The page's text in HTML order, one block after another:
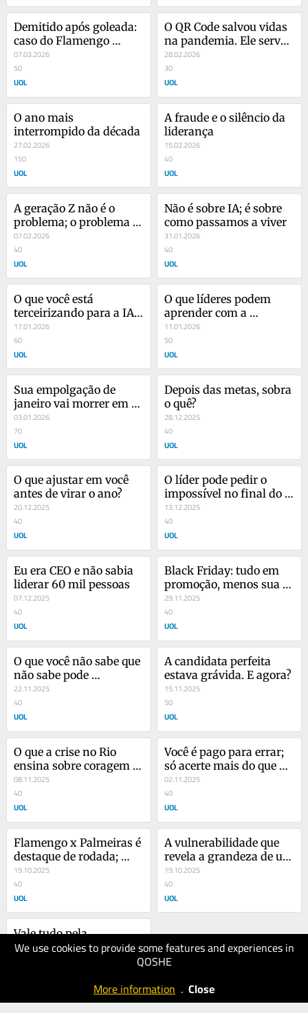
We use cookies to provide some features and experiences in
QOSHE
More information . Close
Demitido após goleada:
caso do Flamengo
também acontece nas
empresas
07.03.2026
50
UOL
O QR Code salvou vidas
na pandemia. Ele serve
a todos hoje?
28.02.2026
30
UOL
O ano mais
interrompido da década
27.02.2026
150
UOL
A fraude e o silêncio da
liderança
15.02.2026
40
UOL
A geração Z não é o
problema; o problema é
você
07.02.2026
40
UOL
Não é sobre IA; é sobre
como passamos a viver
31.01.2026
40
UOL
O que você está
terceirizando para a IA
sem perceber
17.01.2026
60
UOL
O que líderes podem
aprender com a
Venezuela?
11.01.2026
50
UOL
Sua empolgação de
janeiro vai morrer em
fevereiro?
03.01.2026
70
UOL
Depois das metas, sobra
o quê?
28.12.2025
40
UOL
O que ajustar em você
antes de virar o ano?
20.12.2025
40
UOL
O líder pode pedir o
impossível no final do
ano?
13.12.2025
40
UOL
Eu era CEO e não sabia
liderar 60 mil pessoas
07.12.2025
40
UOL
Black Friday: tudo em
promoção, menos sua
liderança
29.11.2025
40
UOL
O que você não sabe que
não sabe pode
transformar sua
carreira
22.11.2025
40
UOL
A candidata perfeita
estava grávida. E agora?
15.11.2025
50
UOL
O que a crise no Rio
ensina sobre coragem
de agir
08.11.2025
40
UOL
Você é pago para errar;
só acerte mais do que
erre
02.11.2025
40
UOL
Flamengo x Palmeiras é
destaque de rodada;
informações e palpites
do PVC
19.10.2025
40
UOL
A vulnerabilidade que
revela a grandeza de um
líder
19.10.2025
40
UOL
Vale tudo pela
liderança? Por que